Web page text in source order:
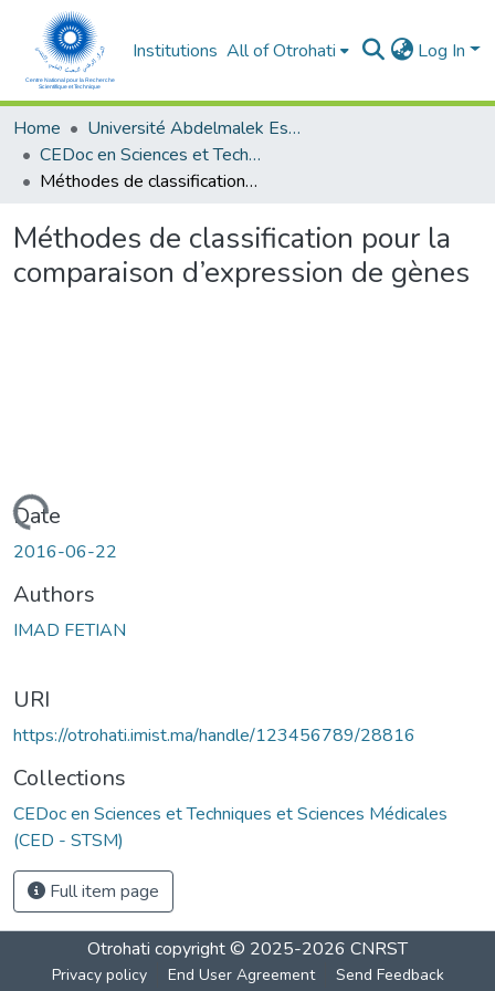
Institutions All of Otrohati Log In
Home
Université Abdelmalek Essaâdi - Tétouan
CEDoc en Sciences et Techniques et Sciences Médicales (CED - STSM)
Méthodes de classification pour la comparaison d’expression de gènes
Méthodes de classification pour la
comparaison d’expression de gènes
Loading...
Date
2016-06-22
Authors
IMAD FETIAN
URI
https://otrohati.imist.ma/handle/123456789/28816
Collections
CEDoc en Sciences et Techniques et Sciences Médicales
(CED - STSM)
Full item page
Otrohati copyright © 2025-2026 CNRST
Privacy policy End User Agreement Send Feedback